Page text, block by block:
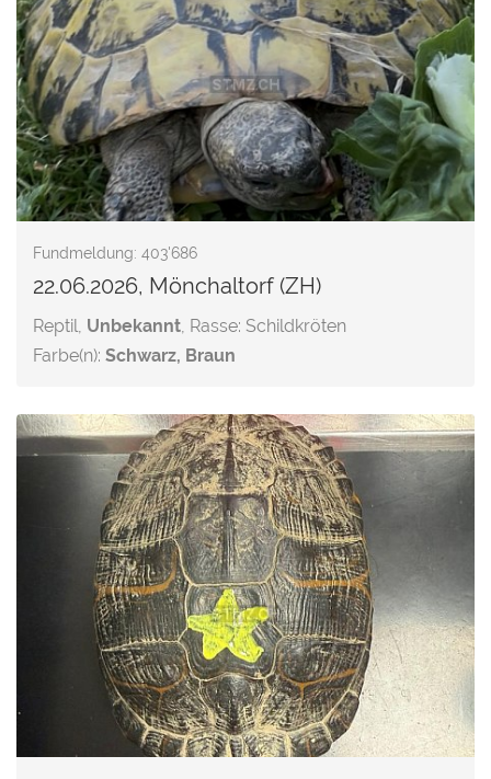
Fundmeldung: 403'686
22.06.2026, Mönchaltorf (ZH)
Reptil, Unbekannt, Rasse: Schildkröten
Farbe(n): Schwarz, Braun